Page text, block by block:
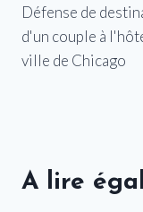
de
l’article
Défense de
d'un couple à
ville de Chicago
A lire